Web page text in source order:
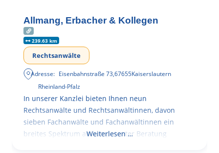
Allmang, Erbacher & Kollegen
239.63 km
Rechtsanwälte
Adresse: Eisenbahnstraße 73,67655Kaiserslautern
Rheinland-Pfalz
In unserer Kanzlei bieten Ihnen neun
Rechtsanwälte und Rechtsanwältinnen, davon
sieben Fachanwälte und Fachanwältinnen ein
breites Spektrum an kompetenter Beratung
Weiterlesen …